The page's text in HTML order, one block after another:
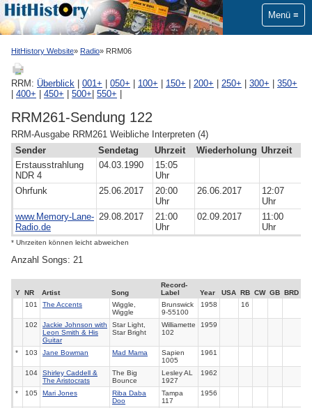
Menü
HitHistory Website Radio RRM06
RRM: Überblick 001+ 050+ 100+ 150+ 200+ 250+ 300+
350+
400+ 450+ 500+ 550+
RRM261-Sendung 122
RRM-Ausgabe RRM261 Weibliche Interpreten (4)
Sender
Sendetag Uhrzeit Wiederholung Uhrzeit
Erstausstrahlung
NDR 4
04.03.1990
15:05
Uhr
Ohrfunk
25.06.2017
20:00
Uhr
26.06.2017
12:07
Uhr
www.Memory-Lane-
Radio.de
29.08.2017
21:00
Uhr
02.09.2017
11:00
Uhr
* Uhrzeiten können leicht abweichen
Anzahl Songs: 21
Y NR Artist Song
Record-
Label
Year USA RB CW GB BRD
101
The Accents
Wiggle,
Wiggle
Brunswick
9-55100
1958 16
102
Jackie Johnson with
Leon Smith & His
Guitar
Star Light,
Star Bright
Williamette
102
1959
* 103 Jane Bowman Mad Mama
Sapien
1005
1961
104
Shirley Caddell &
The Aristocrats
The Big
Bounce
Lesley AL
1927
1962
* 105 Mari Jones
Riba Daba
Doo
Tampa
117
1956